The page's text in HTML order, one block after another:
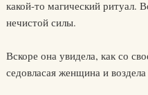
какой-то магический ритуал.
нечистой силы.
Вскоре она увидела, как со
седовласая женщина и